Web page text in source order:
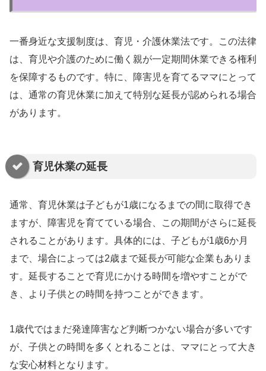
一番身近な支援制度は、育児・介護休業法です。この法律
は、育児や介護のために働く親が一定期間休業できる権利
を保障するものです。特に、障害児を育てるママにとって
は、通常の育児休業に加えて特別な延長が認められる場合
があります。
育児休業の延長
通常、育児休業は子どもが1歳になるまでの間に取得でき
ますが、障害児を育てている場合、この期間がさらに延長
されることがあります。具体的には、子どもが1歳6か月
まで、場合によっては2歳まで延長が可能な企業もありま
す。延長することで育児にかける時間を増やすことがで
き、より子供との時間を持つことができます。
1歳代ではまだ発達障害など判断つかない場合が多いです
が、子供との時間を多くとれることは、ママにとって大き
な安心材料となります。